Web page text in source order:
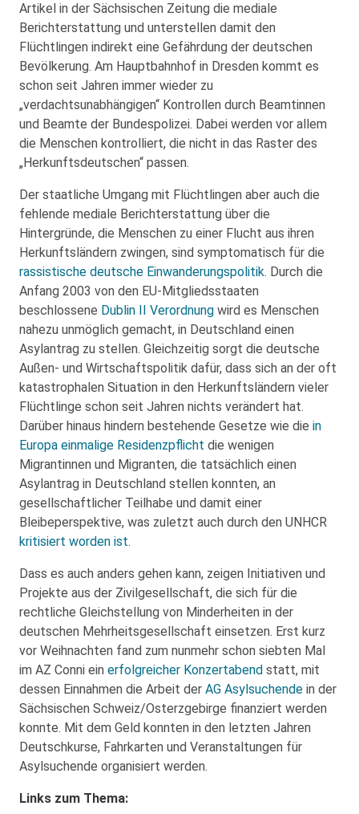
Artikel in der Sächsischen Zeitung die mediale
Berichterstattung und unterstellen damit den
Flüchtlingen indirekt eine Gefährdung der deutschen
Bevölkerung. Am Hauptbahnhof in Dresden kommt es
schon seit Jahren immer wieder zu
„verdachtsunabhängigen“ Kontrollen durch Beamtinnen
und Beamte der Bundespolizei. Dabei werden vor allem
die Menschen kontrolliert, die nicht in das Raster des
„Herkunftsdeutschen“ passen.
Der staatliche Umgang mit Flüchtlingen aber auch die
fehlende mediale Berichterstattung über die
Hintergründe, die Menschen zu einer Flucht aus ihren
Herkunftsländern zwingen, sind symptomatisch für die
rassistische deutsche Einwanderungspolitik. Durch die
Anfang 2003 von den EU-Mitgliedsstaaten
beschlossene Dublin II Verordnung wird es Menschen
nahezu unmöglich gemacht, in Deutschland einen
Asylantrag zu stellen. Gleichzeitig sorgt die deutsche
Außen- und Wirtschaftspolitik dafür, dass sich an der oft
katastrophalen Situation in den Herkunftsländern vieler
Flüchtlinge schon seit Jahren nichts verändert hat.
Darüber hinaus hindern bestehende Gesetze wie die in
Europa einmalige Residenzpflicht die wenigen
Migrantinnen und Migranten, die tatsächlich einen
Asylantrag in Deutschland stellen konnten, an
gesellschaftlicher Teilhabe und damit einer
Bleibeperspektive, was zuletzt auch durch den UNHCR
kritisiert worden ist.
Dass es auch anders gehen kann, zeigen Initiativen und
Projekte aus der Zivilgesellschaft, die sich für die
rechtliche Gleichstellung von Minderheiten in der
deutschen Mehrheitsgesellschaft einsetzen. Erst kurz
vor Weihnachten fand zum nunmehr schon siebten Mal
im AZ Conni ein erfolgreicher Konzertabend statt, mit
dessen Einnahmen die Arbeit der AG Asylsuchende in der
Sächsischen Schweiz/Osterzgebirge finanziert werden
konnte. Mit dem Geld konnten in den letzten Jahren
Deutschkurse, Fahrkarten und Veranstaltungen für
Asylsuchende organisiert werden.
Links zum Thema: